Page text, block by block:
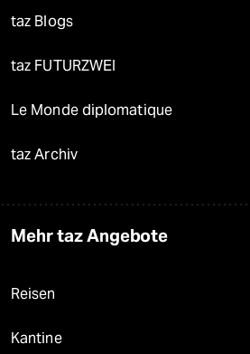
taz Blogs
taz FUTURZWEI
Le Monde diplomatique
taz Archiv
Mehr taz Angebote
Reisen
Kantine